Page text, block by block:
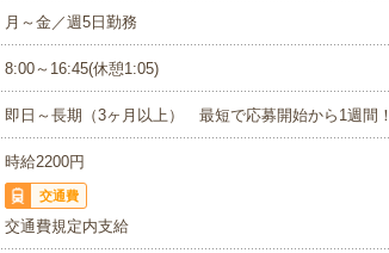
月～金／週5日勤務
8:00～16:45(休憩1:05)
即日～長期（3ヶ月以上） 最短で応募開始から1週間！
時給2200円
交通費
交通費規定内支給